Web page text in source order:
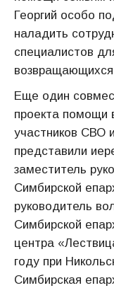
Георгий особо
наладить
специалистов
Еще один
проекта помощи
участников СВО
представили
заместитель
Симбирской
руководитель
Симбирской
центра
году при
Симбирская